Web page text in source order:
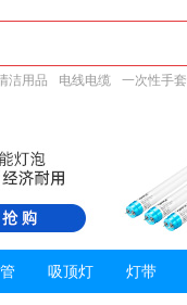
洁用品 电线电缆 一次性手套
吸顶灯 灯带